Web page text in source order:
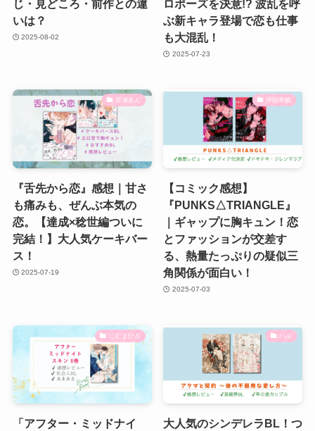
じ・見どころ・前作との違
いは？
2025-08-02
ロポーズを決意!? 波乱を呼
ぶ新キャラ登場で恋も仕事
も大混乱！
2025-07-23
百瀬あん
『舌先から恋』感想｜甘さ
も痛みも、ぜんぶ本気の
恋。【達成×稔世編ついに
完結！】大人気ケーキバー
ス！
2025-07-19
沖田有帆
【コミック感想】
『PUNKS△TRIANGLE』
｜ギャップに胸キュン！恋
とファッションが交差す
る、熱量たっぷりの疑似三
角関係が面白い！
2025-07-03
にむまひろ
「アフター・ミッドナイ
ハル
大人気のシンデレラBL！つ